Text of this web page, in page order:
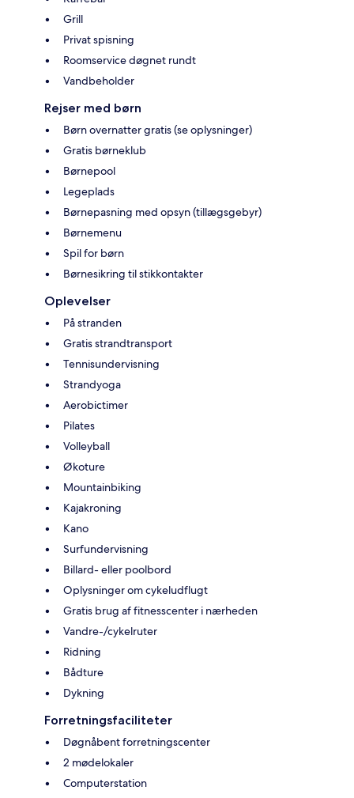
Grill
Privat spisning
Roomservice døgnet rundt
Vandbeholder
Rejser med børn
Børn overnatter gratis (se oplysninger)
Gratis børneklub
Børnepool
Legeplads
Børnepasning med opsyn (tillægsgebyr)
Børnemenu
Spil for børn
Børnesikring til stikkontakter
Oplevelser
På stranden
Gratis strandtransport
Tennisundervisning
Strandyoga
Aerobictimer
Pilates
Volleyball
Økoture
Mountainbiking
Kajakroning
Kano
Surfundervisning
Billard- eller poolbord
Oplysninger om cykeludflugt
Gratis brug af fitnesscenter i nærheden
Vandre-/cykelruter
Ridning
Bådture
Dykning
Forretningsfaciliteter
Døgnåbent forretningscenter
2 mødelokaler
Computerstation